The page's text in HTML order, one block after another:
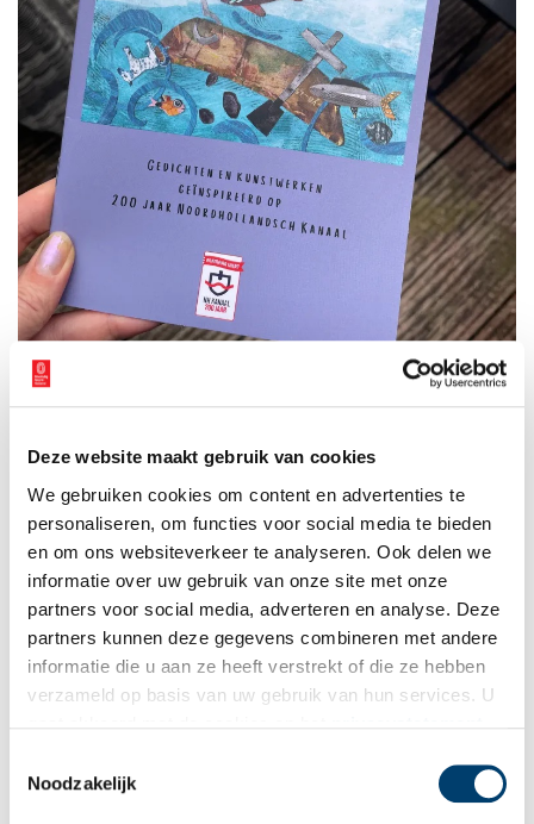
Deze website maakt gebruik van cookies
We gebruiken cookies om content en advertenties te
personaliseren, om functies voor social media te bieden
en om ons websiteverkeer te analyseren. Ook delen we
informatie over uw gebruik van onze site met onze
partners voor social media, adverteren en analyse. Deze
partners kunnen deze gegevens combineren met andere
informatie die u aan ze heeft verstrekt of die ze hebben
verzameld op basis van uw gebruik van hun services. U
Noodzakelijk
tien kunstenaars uit de regio zich inspireren door verleden, heden en toekomst
van het Kanaal. Foto: Lonneke van Heugten.
Het project wordt afgerond met
een expositie in Kunstuitleen
Alkmaar. Daar is ook de bundel kosteloos te verkrijgen, zolang de
voorraad strekt.
Tekst:stadsdichterLonneke van Heugten
Publicatiedatum: 03/11/2025
Ontvang de nieuwsbrief